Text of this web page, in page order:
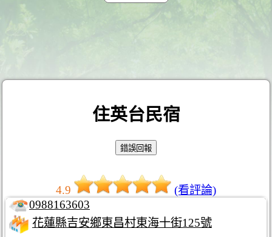
住英台民宿
4.9
(看評論)
0988163603
花蓮縣吉安鄉東昌村東海十街125號